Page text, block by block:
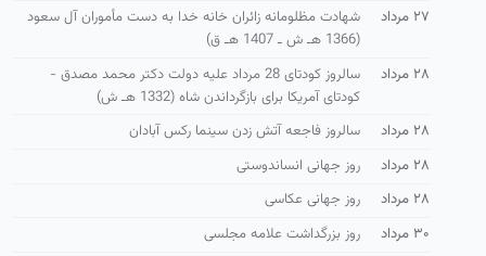
۲۷ مرداد
شهادت مظلومانه زائران خانه خدا به دست مأموران آل سعود
(1366 هـ ش ـ 1407 هـ ق)
۲۸ مرداد
سالروز کودتای 28 مرداد علیه دولت دکتر محمد مصدق -
كودتای آمریكا برای بازگرداندن شاه (1332 هـ ش)
۲۸ مرداد
سالروز فاجعه آتش زدن سینما رکس آبادان
۲۸ مرداد
روز جهانی انساندوستی
۲۸ مرداد
روز جهانی عکاسی
۳۰ مرداد
روز بزرگداشت علامه مجلسی